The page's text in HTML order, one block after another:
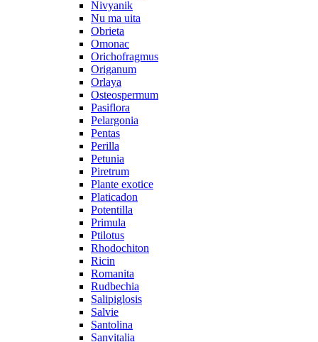
Nivyanik
Nu ma uita
Obrieta
Omonac
Orichofragmus
Origanum
Orlaya
Osteospermum
Pasiflora
Pelargonia
Pentas
Perilla
Petunia
Piretrum
Plante exotice
Platicadon
Potentilla
Primula
Ptilotus
Rhodochiton
Ricin
Romanita
Rudbechia
Salipiglosis
Salvie
Santolina
Sanvitalia